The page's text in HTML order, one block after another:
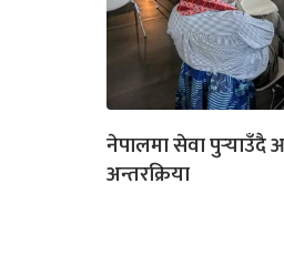
नेपालमा सेवा
अन्तरक्रिया